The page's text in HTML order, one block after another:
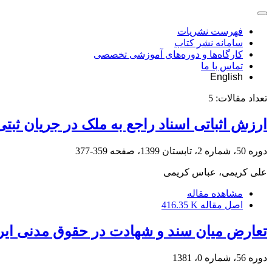
فهرست نشریات
سامانه نشر کتاب
کارگاه‌ها و دوره‌های آموزشی تخصصی
تماس با ما
English
تعداد مقالات: 5
ارزش اثباتی اسناد راجع به ملک در جریان
دوره 50، شماره 2، تابستان 1399، صفحه 359-377
علی کریمی، عباس کریمی
مشاهده مقاله
اصل مقاله 416.35 K
تعارض میان سند و شهادت در حقوق مدنی
دوره 56، شماره 0، 1381